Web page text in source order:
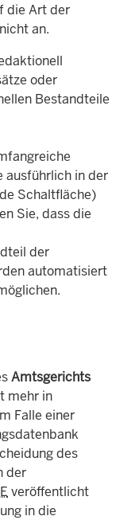
die Art der
an.
oder
Bestandteile
ausführlich in der
Schaltfläche)
Sie, dass die
der
automatisiert
Amtsgerichts
mehr in
Falle einer
des
der
veröffentlicht
in die